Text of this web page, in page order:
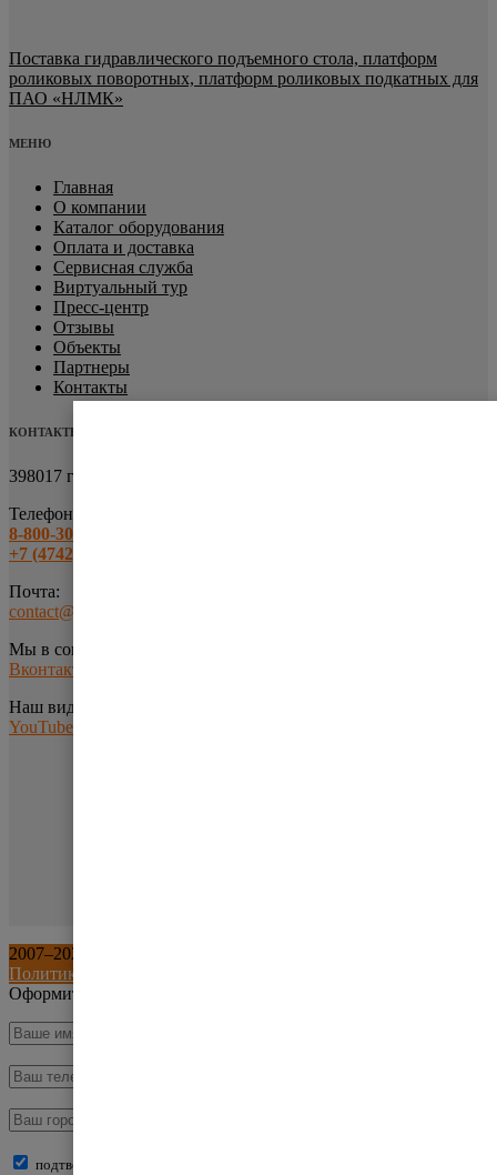
Поставка гидравлического подъемного стола, платформ
роликовых поворотных, платформ роликовых подкатных для
ПАО «НЛМК»
МЕНЮ
Главная
О компании
Каталог оборудования
Оплата и доставка
Сервисная служба
Виртуальный тур
Пресс-центр
Отзывы
Объекты
Партнеры
Контакты
КОНТАКТЫ
398017 г.Липецк
Телефоны:
8-800-301-63-10
+7 (4742) 43-17-43
Почта:
contact@uliss-sklad.ru
Мы в соц.сетях:
Вконтакте
Наш видео-канал:
YouTube
2007–2026
Политика обработки персональных данных
Оформить заказ
подтверждаю, что ознакомлен(а) и принимаю условия